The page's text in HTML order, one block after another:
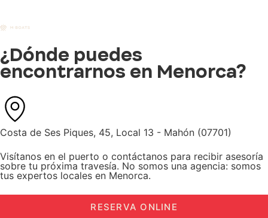
¿Dónde puedes
encontrarnos en Menorca?
Costa de Ses Piques, 45, Local 13 - Mahón (07701)
Visítanos en el puerto o contáctanos para recibir asesoría
sobre tu próxima travesía. No somos una agencia: somos
tus expertos locales en Menorca.
RESERVA ONLINE